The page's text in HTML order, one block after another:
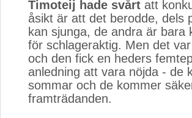
Timoteij hade svårt att
åsikt är att det berodde, dels
kan sjunga, de andra är
för schlageraktig. Men det
och den fick en heders
anledning att vara nöjda - de
sommar och de kommer
framträdanden.